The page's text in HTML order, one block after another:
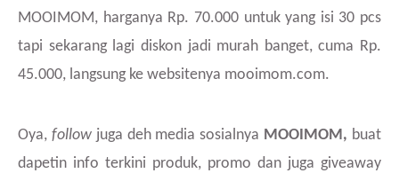
MOOIMOM, harganya Rp. 70.000 untuk yang isi 30 pcs
tapi sekarang lagi diskon jadi murah banget, cuma Rp.
45.000, langsung ke websitenya mooimom.com.
Oya, followjuga deh media sosialnya MOOIMOM, buat
dapetin info terkini produk, promo dan juga giveaway